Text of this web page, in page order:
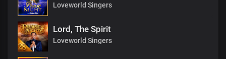
Loveworld Singers
Lord, The Spirit
Loveworld Singers